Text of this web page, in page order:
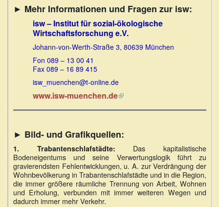
► Mehr Informationen und Fragen zur isw:
isw – Institut für sozial-ökologische
Wirtschaftsforschung e.V.
Johann-von-Werth-Straße 3, 80639 München
Fon 089 – 13 00 41
Fax 089 – 16 89 415
isw_muenchen@t-online.de
www.isw-muenchen.de(Link
► Bild- und Grafikquellen:
1. Trabantenschlafstädte: Das kapitalistische
Bodeneigentums und seine Verwertungslogik führt zu
gravierendsten Fehlentwicklungen, u. A. zur Verdrängung der
Wohnbevölkerung in Trabantenschlafstädte und in die Region,
die immer größere räumliche Trennung von Arbeit, Wohnen
und Erholung, verbunden mit immer weiteren Wegen und
dadurch immer mehr Verkehr.